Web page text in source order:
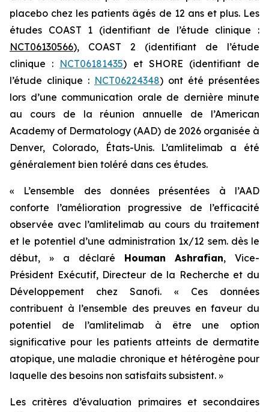
placebo chez les patients âgés de 12 ans et plus. Les
études COAST 1 (identifiant de l’étude clinique :
NCT06130566), COAST 2 (identifiant de l’étude
clinique : NCT06181435) et SHORE (identifiant de
l’étude clinique : NCT06224348) ont été présentées
lors d’une communication orale de dernière minute
au cours de la réunion annuelle de l’American
Academy of Dermatology (AAD) de 2026 organisée à
Denver, Colorado, États-Unis. L’amlitelimab a été
généralement bien toléré dans ces études.
« L’ensemble des données présentées à l’AAD
conforte l’amélioration progressive de l’efficacité
observée avec l’amlitelimab au cours du traitement
et le potentiel d’une administration 1x/12 sem. dès le
début, » a déclaré Houman Ashrafian, Vice-
Président Exécutif, Directeur de la Recherche et du
Développement chez Sanofi. «
Ces données
contribuent à l’ensemble des preuves en faveur du
potentiel de l’amlitelimab à être une option
significative pour les patients atteints de dermatite
atopique, une maladie chronique et hétérogène pour
laquelle des besoins non satisfaits subsistent. »
Les critères d’évaluation primaires et secondaires